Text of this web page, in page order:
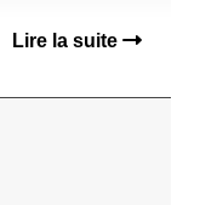
Lire la suite